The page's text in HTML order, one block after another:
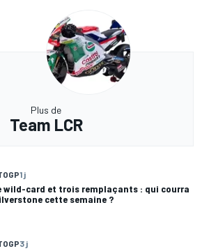
Plus de
Team LCR
1 j
wild-card et trois remplaçants : qui courra
cette semaine ?
3 j